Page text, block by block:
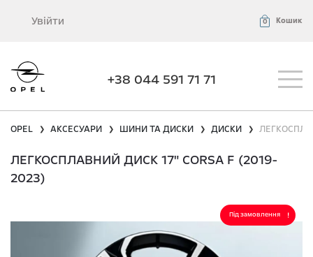
Увійти 0 Кошик
+38 044 591 71 71
OPEL ❯ АКСЕСУАРИ ❯ ШИНИ ТА ДИСКИ ❯ ДИСКИ ❯
ЛЕГКОСПЛАВНИЙ ДИСК 17" CORSA F (2019-
2023)
Під замовлення